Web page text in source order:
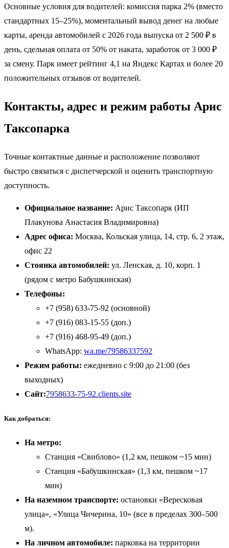
Основные условия для водителей: комиссия парка 2% (вместо
стандартных 15–25%), моментальный вывод денег на любые
карты, аренда автомобилей с 2026 года выпуска от 2 500 ₽ в
день, сдельная оплата от 50% от наката, заработок от 3 000 ₽
за смену. Парк имеет рейтинг 4,1 на Яндекс Картах и более 20
положительных отзывов от водителей.
Контакты, адрес и режим работы Арис
Таксопарка
Точные контактные данные и расположение позволяют
быстро связаться с диспетчерской и оценить транспортную
доступность.
Официальное название: Арис Таксопарк (ИП
Плакунова Анастасия Владимировна)
Адрес офиса: Москва, Кольская улица, 14, стр. 6, 2 этаж,
офис 22
Стоянка автомобилей: ул. Ленская, д. 10, корп. 1
(рядом с метро Бабушкинская)
Телефоны:
+7 (958) 633-75-92 (основной)
+7 (916) 083-15-55 (доп.)
+7 (916) 468-95-49 (доп.)
WhatsApp: wa.me/79586337592
Режим работы: ежедневно с 9:00 до 21:00 (без
выходных)
Сайт:7958633-75-92.clients.site
Как добраться:
На метро:
Станция «Свиблово» (1,2 км, пешком ~15 мин)
Станция «Бабушкинская» (1,3 км, пешком ~17
мин)
На наземном транспорте: остановки «Вересковая
улица», «Улица Чичерина, 10» (все в пределах 300–500
м).
На личном автомобиле: парковка на территории